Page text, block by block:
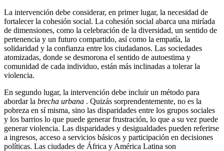
La intervención debe considerar, en primer lugar, la necesidad de
fortalecer la cohesión social. La cohesión social abarca una miríada
de dimensiones, como la celebración de la diversidad, un sentido de
pertenencia y un futuro compartido, así como la empatía, la
solidaridad y la confianza entre los ciudadanos. Las sociedades
atomizadas, donde se desmorona el sentido de autoestima y
comunidad de cada individuo, están más inclinadas a tolerar la
violencia.
En segundo lugar, la intervención debe incluir un método para
abordar la brecha urbana . Quizás sorprendentemente, no es la
pobreza en sí misma, sino las disparidades entre los grupos sociales
y los barrios lo que puede generar frustración, lo que a su vez puede
generar violencia. Las disparidades y desigualdades pueden referirse
a ingresos, acceso a servicios básicos y participación en decisiones
políticas. Las ciudades de África y América Latina son